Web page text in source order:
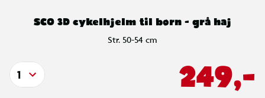
SCO 3D cykelhjelm til børn - grå haj
Str. 50-54 cm
249,-
1